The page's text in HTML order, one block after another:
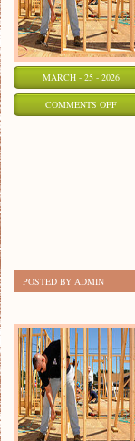
MARCH - 25 - 2026
COMMENTS OFFON
POSTED BY ADMIN